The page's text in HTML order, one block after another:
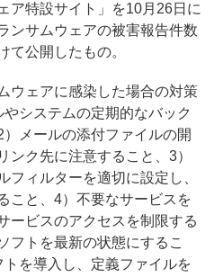
ア特設サイト」を10月26日に
ンサムウェアの被害報告件数
て公開したもの。
ウェアに感染した場合の対策
システムの定期的なバック
メールの添付ファイルの開
ンク先に注意すること、3）
フィルターを適切に設定し、
こと、4）不要なサービスを
ービスのアクセスを制限する
フトを最新の状態にするこ
を導入し、定義ファイルを